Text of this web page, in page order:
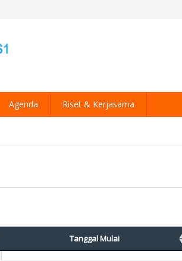
Agenda Riset & Kerjasama
Tanggal Mulai